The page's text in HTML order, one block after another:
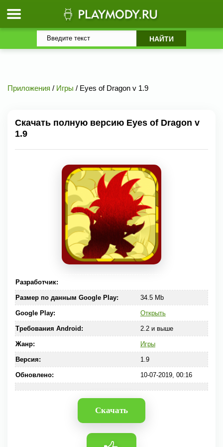
Приложения / Игры / Eyes of Dragon v 1.9
Скачать полную версию Eyes of Dragon v
1.9
Разработчик:
Размер по данным Google Play: 34.5 Mb
Google Play: Открыть
Требования Android: 2.2 и выше
Жанр: Игры
Версия: 1.9
Обновлено: 10-07-2019, 00:16
Скачать